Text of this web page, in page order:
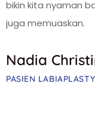
bikin kita nyaman
juga memuaskan.
Nadia
PASIEN LABIAPLASTY